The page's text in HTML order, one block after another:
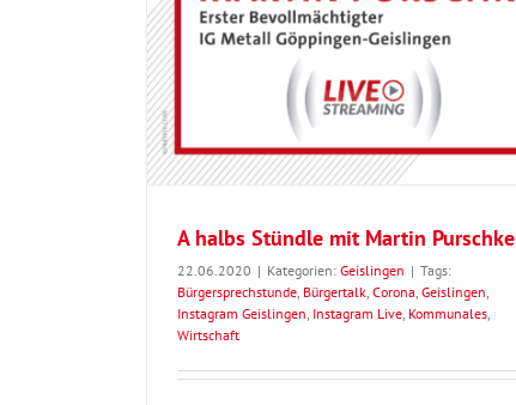
A halbs Stündle mit Martin Purschke
22.06.2020 | Kategorien: Geislingen | Tags:
Bürgersprechstunde, Bürgertalk, Corona, Geislingen,
Instagram Geislingen, Instagram Live, Kommunales,
Wirtschaft